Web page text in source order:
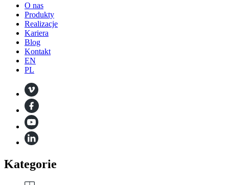
O nas
Produkty
Realizacje
Kariera
Blog
Kontakt
EN
PL
Kategorie